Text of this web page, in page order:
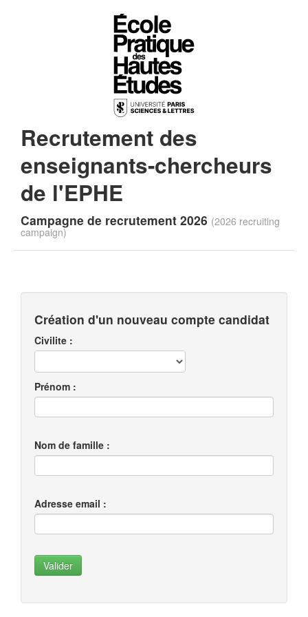
Recrutement des
enseignants-chercheurs
de l'EPHE
Campagne de recrutement 2026 (2026 recruiting
campaign)
Création d'un nouveau compte candidat
Civilite :
Prénom :
Nom de famille :
Adresse email :